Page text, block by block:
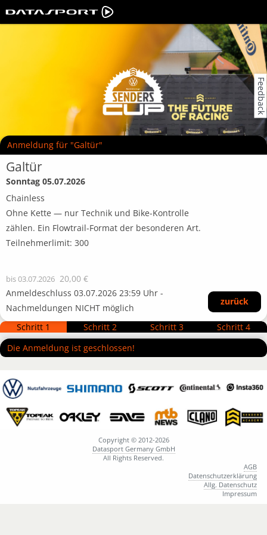
Anmeldung für "Galtür"
Galtür
Sonntag 05.07.2026
Chainless
Ohne Kette — nur Technik und Bike-Kontrolle
zählen. Ein Flowtrail-Format der besonderen Art.
Teilnehmerlimit: 300
bis 03.07.2026 20,00 €
Anmeldeschluss 03.07.2026 23:59 Uhr -
Nachmeldungen NICHT möglich
zurück
Schritt 1 Schritt 2 Schritt 3
Schritt 4
Die Anmeldung ist geschlossen!
Copyright © 2012-2026
Datasport Germany GmbH
All Rights Reserved.
AGB
Datenschutzerklärung
Allg. Datenschutz
Impressum
Feedback